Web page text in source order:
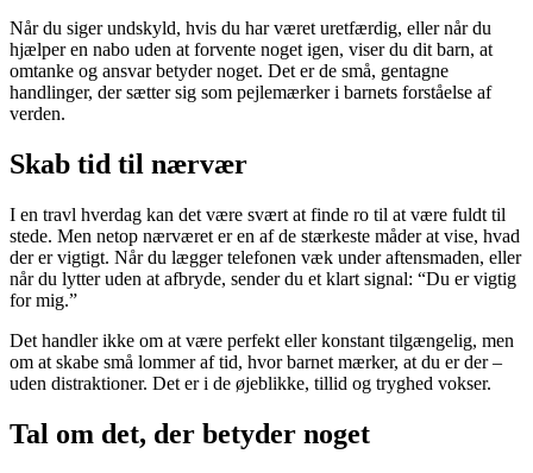
Når du siger undskyld, hvis du har været uretfærdig, eller når du
hjælper en nabo uden at forvente noget igen, viser du dit barn, at
omtanke og ansvar betyder noget. Det er de små, gentagne
handlinger, der sætter sig som pejlemærker i barnets forståelse af
verden.
Skab tid til nærvær
I en travl hverdag kan det være svært at finde ro til at være fuldt til
stede. Men netop nærværet er en af de stærkeste måder at vise, hvad
der er vigtigt. Når du lægger telefonen væk under aftensmaden, eller
når du lytter uden at afbryde, sender du et klart signal: “Du er vigtig
for mig.”
Det handler ikke om at være perfekt eller konstant tilgængelig, men
om at skabe små lommer af tid, hvor barnet mærker, at du er der –
uden distraktioner. Det er i de øjeblikke, tillid og tryghed vokser.
Tal om det, der betyder noget